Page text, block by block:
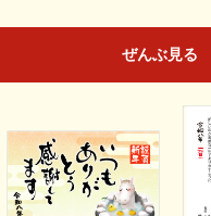
ぜんぶ見る